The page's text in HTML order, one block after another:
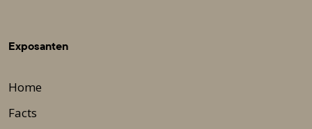
Exposanten
Home
Facts